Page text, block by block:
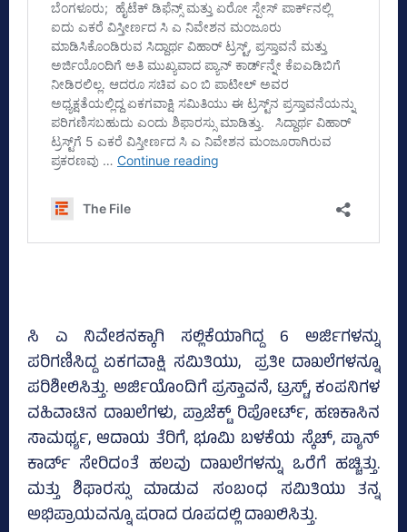
ಸಿ ಎ ನಿವೇಶನಕ್ಕಾಗಿ ಸಲ್ಲಿಕೆಯಾಗಿದ್ದ 6 ಅರ್ಜಿಗಳನ್ನು
ಪರಿಗಣಿಸಿದ್ದ ಏಕಗವಾಕ್ಷಿ ಸಮಿತಿಯು, ಪ್ರತೀ ದಾಖಲೆಗಳನ್ನೂ
ಪರಿಶೀಲಿಸಿತ್ತು. ಅರ್ಜಿಯೊಂದಿಗೆ ಪ್ರಸ್ತಾವನೆ, ಟ್ರಸ್ಟ್‌, ಕಂಪನಿಗಳ
ವಹಿವಾಟಿನ ದಾಖಲೆಗಳು, ಪ್ರಾಜೆಕ್ಟ್‌ ರಿಪೋರ್ಟ್‌, ಹಣಕಾಸಿನ
ಸಾಮರ್ಥ್ಯ, ಆದಾಯ ತೆರಿಗೆ, ಭೂಮಿ ಬಳಕೆಯ ಸ್ಕೆಚ್‌, ಪ್ಯಾನ್‌
ಕಾರ್ಡ್‌ ಸೇರಿದಂತೆ ಹಲವು ದಾಖಲೆಗಳನ್ನು ಒರೆಗೆ ಹಚ್ಚಿತ್ತು.
ಮತ್ತು ಶಿಫಾರಸ್ಸು ಮಾಡುವ ಸಂಬಂಧ ಸಮಿತಿಯು ತನ್ನ
ಅಭಿಪ್ರಾಯವನ್ನೂ ಷರಾದ ರೂಪದಲ್ಲಿ ದಾಖಲಿಸಿತ್ತು.